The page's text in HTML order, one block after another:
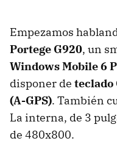
Empezamos
Portege G920, un
Windows Mobile 6
disponer de teclado
(A-GPS). También
La interna, de 3
de 480x800.